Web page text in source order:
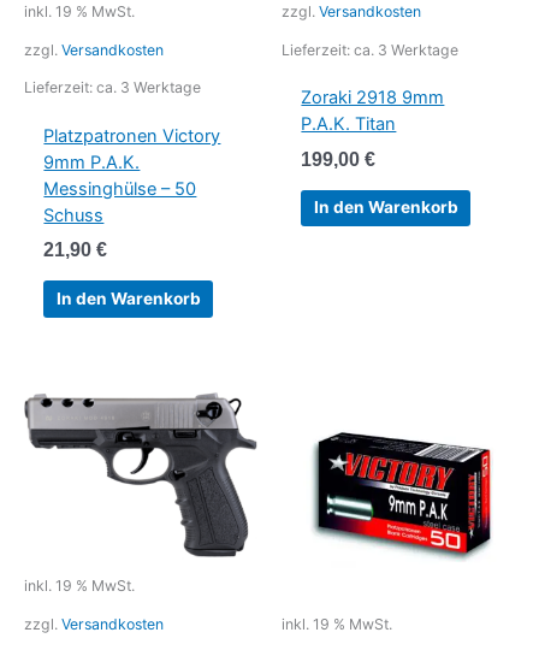
inkl. 19 % MwSt.
zzgl. Versandkosten
Lieferzeit: ca. 3 Werktage
Platzpatronen Victory
9mm P.A.K.
Messinghülse – 50
Schuss
21,90€
In den Warenkorb
zzgl. Versandkosten
Lieferzeit: ca. 3 Werktage
Zoraki 2918 9mm
P.A.K. Titan
199,00€
In den Warenkorb
inkl. 19 % MwSt.
zzgl. Versandkosten inkl. 19 % MwSt.